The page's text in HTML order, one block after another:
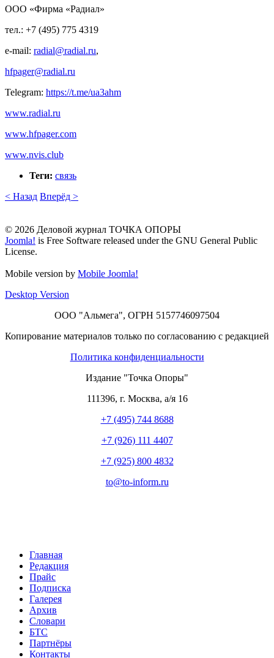
ООО «Фирма «Радиал»
тел.: +7 (495) 775 4319
e-mail: radial​@​radial.ru,
hfpager​@​radial.ru
Telegram: https://t.me/ua3ahm
www.radial.ru
www.hfpager.com
www.nvis.club
Теги: связь
< Назад Вперёд >
© 2026 Деловой журнал ТОЧКА ОПОРЫ
Joomla! is Free Software released under the GNU General Public
License.
Mobile version by Mobile Joomla!
Desktop Version
ООО "Альмега", ОГРН 5157746097504
Копирование материалов только по согласованию с редакцией
Политика конфиденциальности
Издание "Точка Опоры"
111396, г. Москва, а/я 16
+7 (495) 744 8688
+7 (926) 111 4407
+7 (925) 800 4832
to​@​to-inform.ru
Главная
Редакция
Прайс
Подписка
Галерея
Архив
Словари
БТС
Партнёры
Контакты